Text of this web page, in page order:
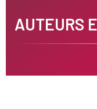
AUTEURS